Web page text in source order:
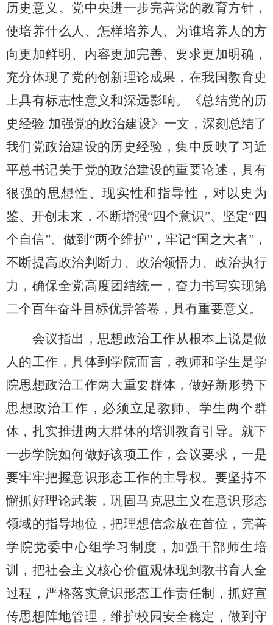
历史意义。党中央进一步完善党的教育方针，
使培养什么人、怎样培养人、为谁培养人的方
向更加鲜明、内容更加完善、要求更加明确，
充分体现了党的创新理论成果，在我国教育史
上具有标志性意义和深远影响。《总结党的历
史经验 加强党的政治建设》一文，深刻总结了
我们党政治建设的历史经验，集中反映了习近
平总书记关于党的政治建设的重要论述，具有
很强的思想性、现实性和指导性，对以史为
鉴、开创未来，不断增强“四个意识”、坚定“四
个自信”、做到“两个维护”，牢记“国之大者”，
不断提高政治判断力、政治领悟力、政治执行
力，确保全党高度团结统一，奋力书写实现第
二个百年奋斗目标优异答卷，具有重要意义。
会议指出，思想政治工作从根本上说是做
人的工作，具体到学院而言，教师和学生是学
院思想政治工作两大重要群体，做好新形势下
思想政治工作，必须立足教师、学生两个群
体，扎实推进两大群体的培训教育引导。就下
一步学院如何做好该项工作，会议要求，一是
要牢牢把握意识形态工作的主导权。要坚持不
懈抓好理论武装，巩固马克思主义在意识形态
领域的指导地位，把理想信念放在首位，完善
学院党委中心组学习制度，加强干部师生培
训，把社会主义核心价值观体现到教书育人全
过程，严格落实意识形态工作责任制，抓好宣
传思想阵地管理，维护校园安全稳定，做到守